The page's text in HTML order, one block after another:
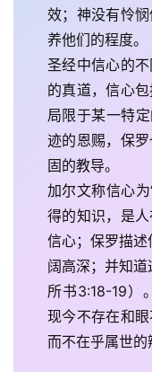
效；神没有怜
养他们的程度。
圣经中信心的
的真道，信心
局限于某一特
迹的恩赐，保
固的教导。
加尔文称信心
得的知识，是
信心；保罗描述
阔高深；并知
所书3:18-19）
现今不存在和
而不在乎属世的